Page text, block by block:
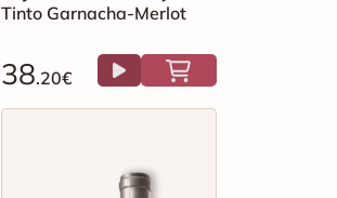
Tinto Garnacha-Merlot
38.20€